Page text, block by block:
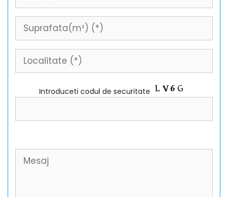
Introduceti codul de securitate